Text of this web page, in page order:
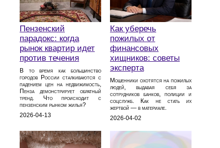
Пензенский
парадокс: когда
рынок квартир идет
против течения
В то время как большинство
городов России сталкиваются с
падением цен на недвижимость,
Пенза демонстрирует обратный
тренд. Что происходит с
пензенским рынком жилья?
2026-04-13
Как уберечь
пожилых от
финансовых
хищников: советы
эксперта
Мошенники охотятся на пожилых
людей, выдавая себя за
сотрудников банков, полиции и
соцслужб. Как не стать их
жертвой — в материале.
2026-04-02